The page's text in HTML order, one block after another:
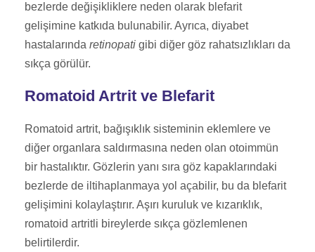
bezlerde değişikliklere neden olarak blefarit
gelişimine katkıda bulunabilir. Ayrıca, diyabet
hastalarında retinopati gibi diğer göz rahatsızlıkları da
sıkça görülür.
Romatoid Artrit ve Blefarit
Romatoid artrit, bağışıklık sisteminin eklemlere ve
diğer organlara saldırmasına neden olan otoimmün
bir hastalıktır. Gözlerin yanı sıra göz kapaklarındaki
bezlerde de iltihaplanmaya yol açabilir, bu da blefarit
gelişimini kolaylaştırır. Aşırı kuruluk ve kızarıklık,
romatoid artritli bireylerde sıkça gözlemlenen
belirtilerdir.